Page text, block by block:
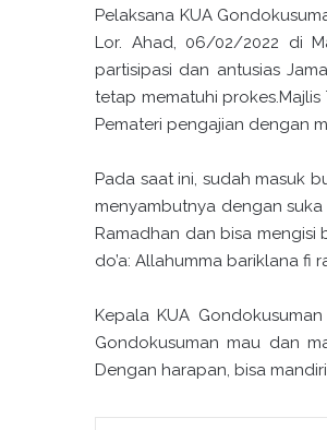
Pelaksana KUA
Lor. Ahad, 06/02/2022 di
partisipasi dan antusias
tetap mematuhi
Pemateri pengajian dengan
Pada saat ini, sudah masuk
menyambutnya dengan
Ramadhan dan bisa
do’a: Allahumma bariklana fi
Kepala KUA
Gondokusuman mau dan
Dengan harapan, bisa